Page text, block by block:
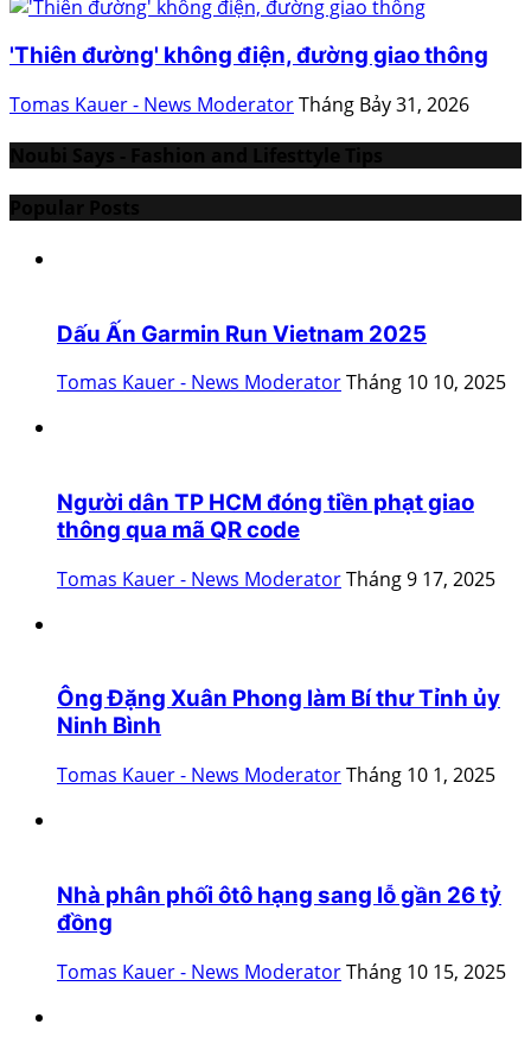
'Thiên đường' không điện, đường giao thông
Tomas Kauer - News ModeratorTháng Bảy 31, 2026
Dấu Ấn Garmin Run Vietnam 2025
Tomas Kauer - News ModeratorTháng 10 10, 2025
Người dân TP HCM đóng tiền phạt giao
thông qua mã QR code
Tomas Kauer - News ModeratorTháng 9 17, 2025
Ông Đặng Xuân Phong làm Bí thư Tỉnh ủy
Ninh Bình
Tomas Kauer - News ModeratorTháng 10 1, 2025
Nhà phân phối ôtô hạng sang lỗ gần 26 tỷ
đồng
Tomas Kauer - News ModeratorTháng 10 15, 2025